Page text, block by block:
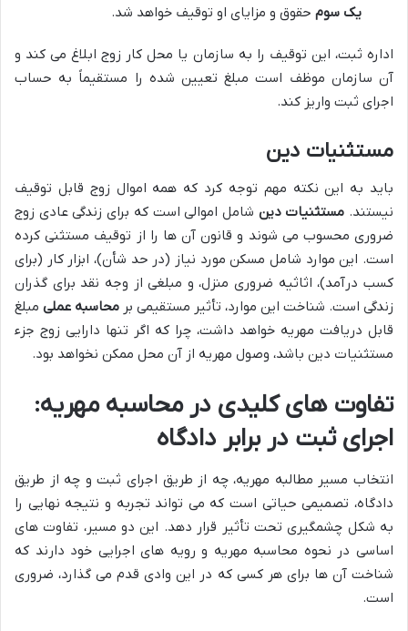
یک سوم حقوق و مزایای او توقیف خواهد شد.
اداره ثبت، این توقیف را به سازمان یا محل کار زوج ابلاغ می کند و
آن سازمان موظف است مبلغ تعیین شده را مستقیماً به حساب
اجرای ثبت واریز کند.
مستثنیات دین
باید به این نکته مهم توجه کرد که همه اموال زوج قابل توقیف
نیستند. مستثنیات دین شامل اموالی است که برای زندگی عادی زوج
ضروری محسوب می شوند و قانون آن ها را از توقیف مستثنی کرده
است. این موارد شامل مسکن مورد نیاز (در حد شأن)، ابزار کار (برای
کسب درآمد)، اثاثیه ضروری منزل، و مبلغی از وجه نقد برای گذران
زندگی است. شناخت این موارد، تأثیر مستقیمی بر محاسبه عملی مبلغ
قابل دریافت مهریه خواهد داشت، چرا که اگر تنها دارایی زوج جزء
مستثنیات دین باشد، وصول مهریه از آن محل ممکن نخواهد بود.
تفاوت های کلیدی در محاسبه مهریه:
اجرای ثبت در برابر دادگاه
انتخاب مسیر مطالبه مهریه، چه از طریق اجرای ثبت و چه از طریق
دادگاه، تصمیمی حیاتی است که می تواند تجربه و نتیجه نهایی را
به شکل چشمگیری تحت تأثیر قرار دهد. این دو مسیر، تفاوت های
اساسی در نحوه محاسبه مهریه و رویه های اجرایی خود دارند که
شناخت آن ها برای هر کسی که در این وادی قدم می گذارد، ضروری
است.